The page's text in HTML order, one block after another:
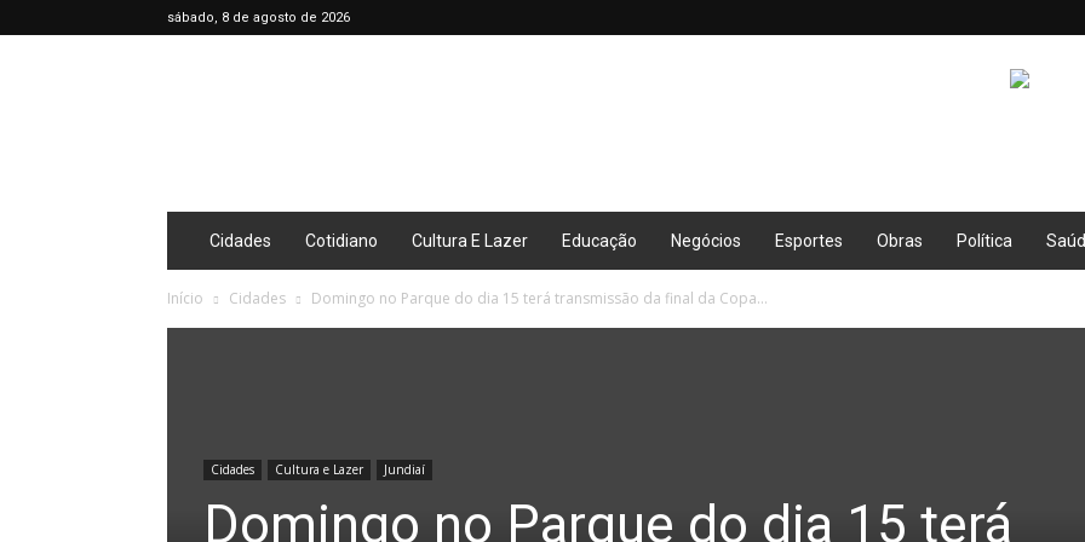
sábado, 8 de agosto de 2026
Cidades Cotidiano Cultura E Lazer Educação Negócios Esportes Obras Política
Início Cidades Domingo no Parque do dia 15 terá transmissão da final da Copa...
Cidades Cultura e Lazer Jundiaí
Domingo no Parque do dia 15 terá